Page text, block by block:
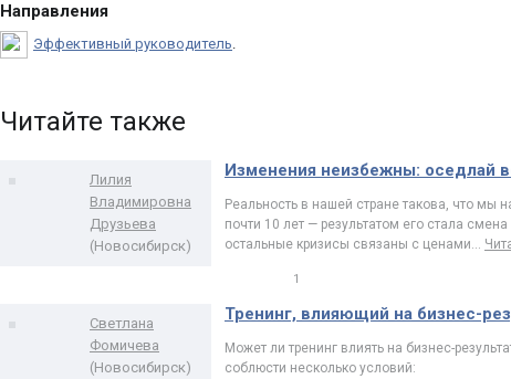
Направления
Эффективный руководитель
Читайте также
Лилия
Владимировна
Друзьева
(Новосибирск)
Изменения неизбежны: оседлай
Реальность в нашей стране такова, что
почти 10 лет — результатом его стала
остальные кризисы связаны с ценами…
1
Светлана
Фомичева
(Новосибирск)
Тренинг, влияющий на бизнес-
Может ли тренинг влиять на бизнес-
соблюсти несколько условий: